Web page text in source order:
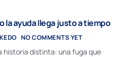
la ayuda llega justo a tiempo
NO COMMENTS YET
historia distinta: una fuga que